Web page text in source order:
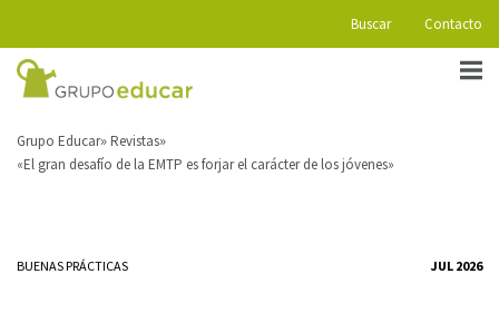
Buscar Contacto
Grupo Educar Revistas
«El gran desafío de la EMTP es forjar el carácter de los jóvenes»
BUENAS PRÁCTICAS JUL 2026